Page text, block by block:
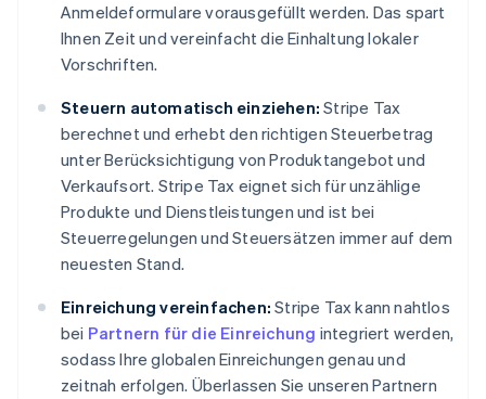
Anmeldeformulare vorausgefüllt werden. Das spart
Ihnen Zeit und vereinfacht die Einhaltung lokaler
Vorschriften.
Steuern automatisch einziehen: Stripe Tax
berechnet und erhebt den richtigen Steuerbetrag
unter Berücksichtigung von Produktangebot und
Verkaufsort. Stripe Tax eignet sich für unzählige
Produkte und Dienstleistungen und ist bei
Steuerregelungen und Steuersätzen immer auf dem
neuesten Stand.
Einreichung vereinfachen: Stripe Tax kann nahtlos
bei Partnern für die Einreichung integriert werden,
sodass Ihre globalen Einreichungen genau und
zeitnah erfolgen. Überlassen Sie unseren Partnern